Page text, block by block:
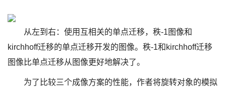
从左到右：使用互相关的单点迁移，秩-1图像和
kirchhoff迁移的单点迁移开发的图像。秩-1和kirchhoff迁移
图像比单点迁移从图像更好地解决了。
为了比较三个成像方案的性能，作者将旋转对象的模拟